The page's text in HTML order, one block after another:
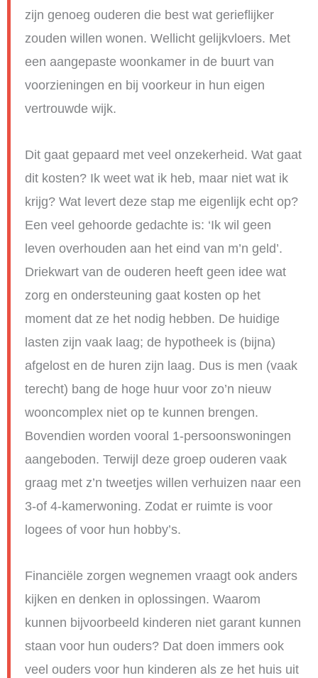
zijn genoeg ouderen die best wat gerieflijker
zouden willen wonen. Wellicht gelijkvloers. Met
een aangepaste woonkamer in de buurt van
voorzieningen en bij voorkeur in hun eigen
vertrouwde wijk.
Dit gaat gepaard met veel onzekerheid. Wat gaat
dit kosten? Ik weet wat ik heb, maar niet wat ik
krijg? Wat levert deze stap me eigenlijk echt op?
Een veel gehoorde gedachte is: ‘Ik wil geen
leven overhouden aan het eind van m’n geld’.
Driekwart van de ouderen heeft geen idee wat
zorg en ondersteuning gaat kosten op het
moment dat ze het nodig hebben. De huidige
lasten zijn vaak laag; de hypotheek is (bijna)
afgelost en de huren zijn laag. Dus is men (vaak
terecht) bang de hoge huur voor zo’n nieuw
wooncomplex niet op te kunnen brengen.
Bovendien worden vooral 1-persoonswoningen
aangeboden. Terwijl deze groep ouderen vaak
graag met z’n tweetjes willen verhuizen naar een
3-of 4-kamerwoning. Zodat er ruimte is voor
logees of voor hun hobby’s.
Financiële zorgen wegnemen vraagt ook anders
kijken en denken in oplossingen. Waarom
kunnen bijvoorbeeld kinderen niet garant kunnen
staan voor hun ouders? Dat doen immers ook
veel ouders voor hun kinderen als ze het huis uit